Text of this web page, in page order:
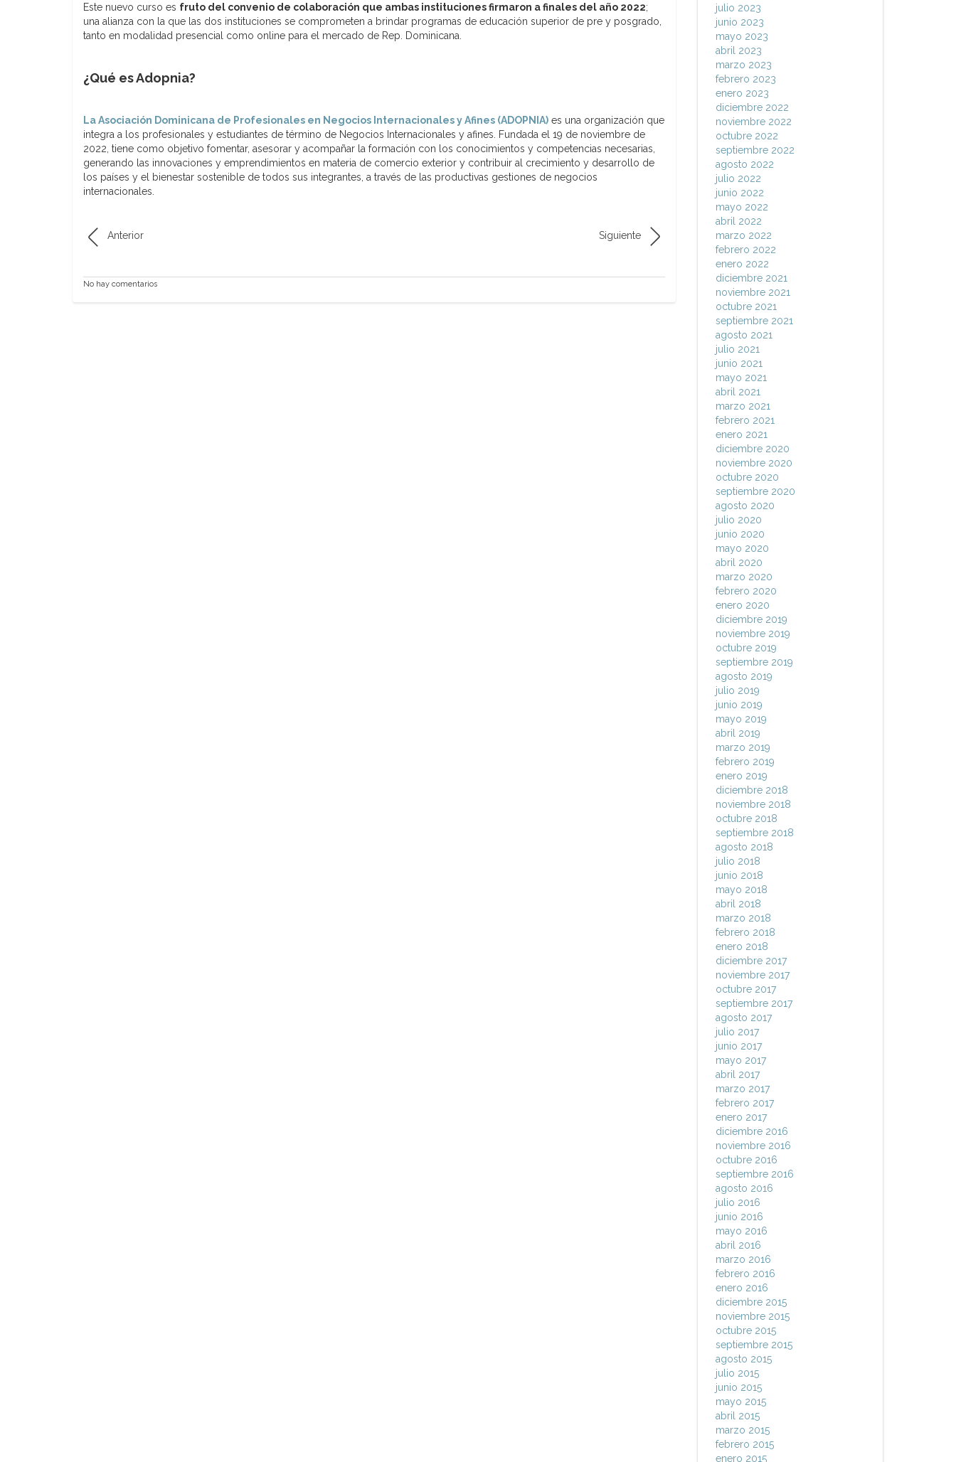
Este nuevo curso es fruto del convenio de colaboración que ambas instituciones firmaron a finales del año 2022;
una alianza con la que las dos instituciones se comprometen a brindar programas de educación superior de pre y posgrado,
tanto en modalidad presencial como online para el mercado de Rep. Dominicana.
¿Qué es Adopnia?
La Asociación Dominicana de Profesionales en Negocios Internacionales y Afines (ADOPNIA) es una organización que
integra a los profesionales y estudiantes de término de Negocios Internacionales y afines. Fundada el 19 de noviembre de
2022, tiene como objetivo fomentar, asesorar y acompañar la formación con los conocimientos y competencias necesarias,
generando las innovaciones y emprendimientos en materia de comercio exterior y contribuir al crecimiento y desarrollo de
los países y el bienestar sostenible de todos sus integrantes, a través de las productivas gestiones de negocios
internacionales.
Anterior Siguiente
No hay comentarios
julio 2023
junio 2023
mayo 2023
abril 2023
marzo 2023
febrero 2023
enero 2023
diciembre 2022
noviembre 2022
octubre 2022
septiembre 2022
agosto 2022
julio 2022
junio 2022
mayo 2022
abril 2022
marzo 2022
febrero 2022
enero 2022
diciembre 2021
noviembre 2021
octubre 2021
septiembre 2021
agosto 2021
julio 2021
junio 2021
mayo 2021
abril 2021
marzo 2021
febrero 2021
enero 2021
diciembre 2020
noviembre 2020
octubre 2020
septiembre 2020
agosto 2020
julio 2020
junio 2020
mayo 2020
abril 2020
marzo 2020
febrero 2020
enero 2020
diciembre 2019
noviembre 2019
octubre 2019
septiembre 2019
agosto 2019
julio 2019
junio 2019
mayo 2019
abril 2019
marzo 2019
febrero 2019
enero 2019
diciembre 2018
noviembre 2018
octubre 2018
septiembre 2018
agosto 2018
julio 2018
junio 2018
mayo 2018
abril 2018
marzo 2018
febrero 2018
enero 2018
diciembre 2017
noviembre 2017
octubre 2017
septiembre 2017
agosto 2017
julio 2017
junio 2017
mayo 2017
abril 2017
marzo 2017
febrero 2017
enero 2017
diciembre 2016
noviembre 2016
octubre 2016
septiembre 2016
agosto 2016
julio 2016
junio 2016
mayo 2016
abril 2016
marzo 2016
febrero 2016
enero 2016
diciembre 2015
noviembre 2015
octubre 2015
septiembre 2015
agosto 2015
julio 2015
junio 2015
mayo 2015
abril 2015
marzo 2015
febrero 2015
enero 2015